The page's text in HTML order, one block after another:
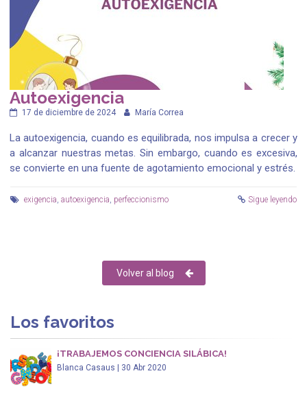
Autoexigencia
17 de diciembre de 2024 María Correa
La autoexigencia, cuando es equilibrada, nos impulsa a crecer y
a alcanzar nuestras metas. Sin embargo, cuando es excesiva,
se convierte en una fuente de agotamiento emocional y estrés.
exigencia, autoexigencia, perfeccionismo Sigue leyendo
Volver al blog
Los favoritos
¡TRABAJEMOS CONCIENCIA SILÁBICA!
Blanca Casaus | 30 Abr 2020